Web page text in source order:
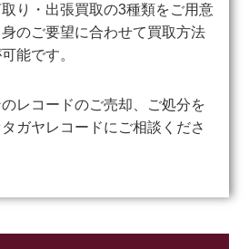
り・出張買取の3種類をご用意
のご要望に合わせて買取方法
能です。
レコードのご売却、ご処分を
ガヤレコードにご相談くださ